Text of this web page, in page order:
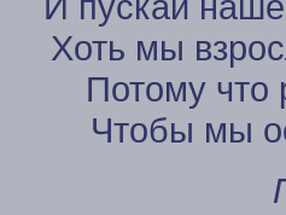
Хоть мы
Потому что
Чтобы мы